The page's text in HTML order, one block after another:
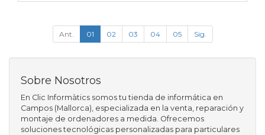
Ant. 01 02 03 04 05 Sig.
Sobre Nosotros
En Clic Informàtics somos tu tienda de informática en
Campos (Mallorca), especializada en la venta, reparación y
montaje de ordenadores a medida. Ofrecemos
soluciones tecnológicas personalizadas para particulares